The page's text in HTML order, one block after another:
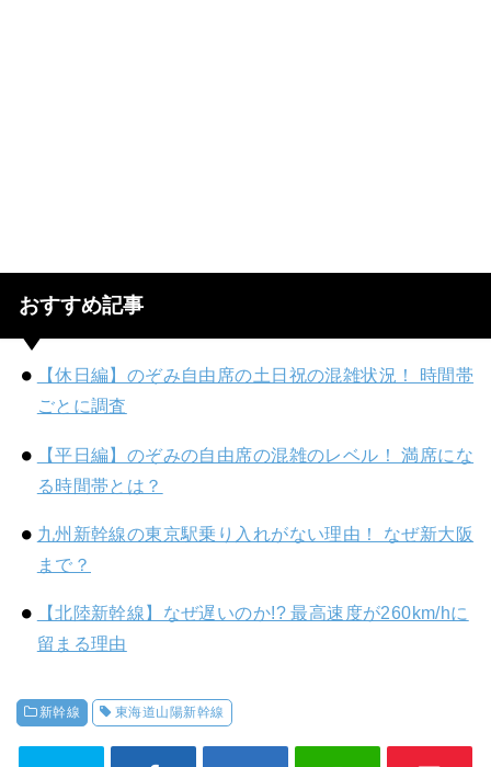
おすすめ記事
【休日編】のぞみ自由席の土日祝の混雑状況！ 時間帯
ごとに調査
【平日編】のぞみの自由席の混雑のレベル！ 満席にな
る時間帯とは？
九州新幹線の東京駅乗り入れがない理由！ なぜ新大阪
まで？
【北陸新幹線】なぜ遅いのか!? 最高速度が260km/hに
留まる理由
新幹線 東海道山陽新幹線